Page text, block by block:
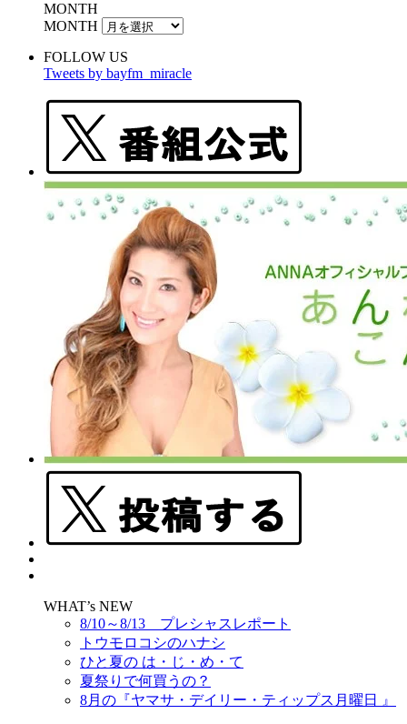
MONTH
MONTH
FOLLOW US
Tweets by bayfm_miracle
WHAT’s NEW
8/10～8/13 プレシャスレポート
トウモロコシのハナシ
ひと夏の は・じ・め・て
夏祭りで何買うの？
8月の『ヤマサ・デイリー・ティップス月曜日 』